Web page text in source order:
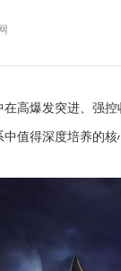
高爆发突进、强
值得深度培养的核